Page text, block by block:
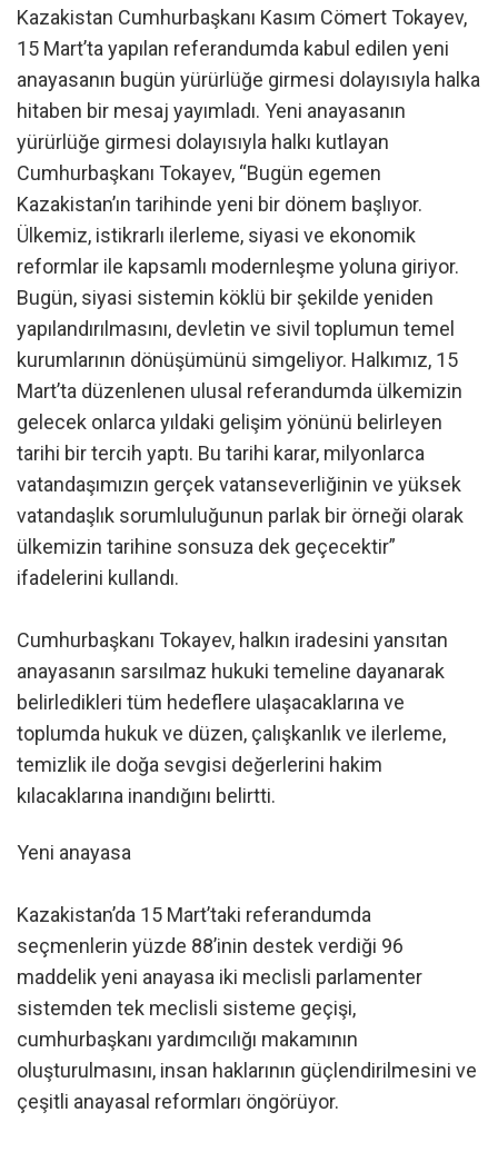
Kazakistan Cumhurbaşkanı Kasım Cömert Tokayev,
15 Mart’ta yapılan referandumda kabul edilen yeni
anayasanın bugün yürürlüğe girmesi dolayısıyla halka
hitaben bir mesaj yayımladı. Yeni anayasanın
yürürlüğe girmesi dolayısıyla halkı kutlayan
Cumhurbaşkanı Tokayev, “Bugün egemen
Kazakistan’ın tarihinde yeni bir dönem başlıyor.
Ülkemiz, istikrarlı ilerleme, siyasi ve ekonomik
reformlar ile kapsamlı modernleşme yoluna giriyor.
Bugün, siyasi sistemin köklü bir şekilde yeniden
yapılandırılmasını, devletin ve sivil toplumun temel
kurumlarının dönüşümünü simgeliyor. Halkımız, 15
Mart’ta düzenlenen ulusal referandumda ülkemizin
gelecek onlarca yıldaki gelişim yönünü belirleyen
tarihi bir tercih yaptı. Bu tarihi karar, milyonlarca
vatandaşımızın gerçek vatanseverliğinin ve yüksek
vatandaşlık sorumluluğunun parlak bir örneği olarak
ülkemizin tarihine sonsuza dek geçecektir”
ifadelerini kullandı.
Cumhurbaşkanı Tokayev, halkın iradesini yansıtan
anayasanın sarsılmaz hukuki temeline dayanarak
belirledikleri tüm hedeflere ulaşacaklarına ve
toplumda hukuk ve düzen, çalışkanlık ve ilerleme,
temizlik ile doğa sevgisi değerlerini hakim
kılacaklarına inandığını belirtti.
Yeni anayasa
Kazakistan’da 15 Mart’taki referandumda
seçmenlerin yüzde 88’inin destek verdiği 96
maddelik yeni anayasa iki meclisli parlamenter
sistemden tek meclisli sisteme geçişi,
cumhurbaşkanı yardımcılığı makamının
oluşturulmasını, insan haklarının güçlendirilmesini ve
çeşitli anayasal reformları öngörüyor.